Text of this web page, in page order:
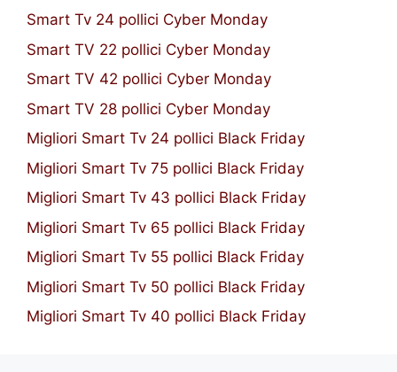
Smart Tv 24 pollici Cyber Monday
Smart TV 22 pollici Cyber Monday
Smart TV 42 pollici Cyber Monday
Smart TV 28 pollici Cyber Monday
Migliori Smart Tv 24 pollici Black Friday
Migliori Smart Tv 75 pollici Black Friday
Migliori Smart Tv 43 pollici Black Friday
Migliori Smart Tv 65 pollici Black Friday
Migliori Smart Tv 55 pollici Black Friday
Migliori Smart Tv 50 pollici Black Friday
Migliori Smart Tv 40 pollici Black Friday